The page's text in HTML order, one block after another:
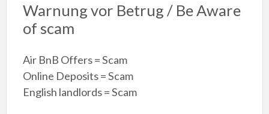
Warnung vor Betrug / Be Aware
of scam
Air BnB Offers = Scam
Online Deposits = Scam
English landlords = Scam